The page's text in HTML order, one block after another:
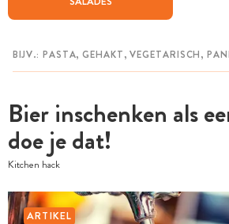
Bier inschenken als
doe je dat!
Kitchen hack
ARTIKEL
CHAT MET MAIA
MIJN BEWAARDE RECEPTEN